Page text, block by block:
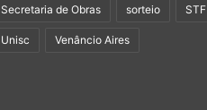
Secretaria de Obras sorteio STF
Unisc Venâncio Aires